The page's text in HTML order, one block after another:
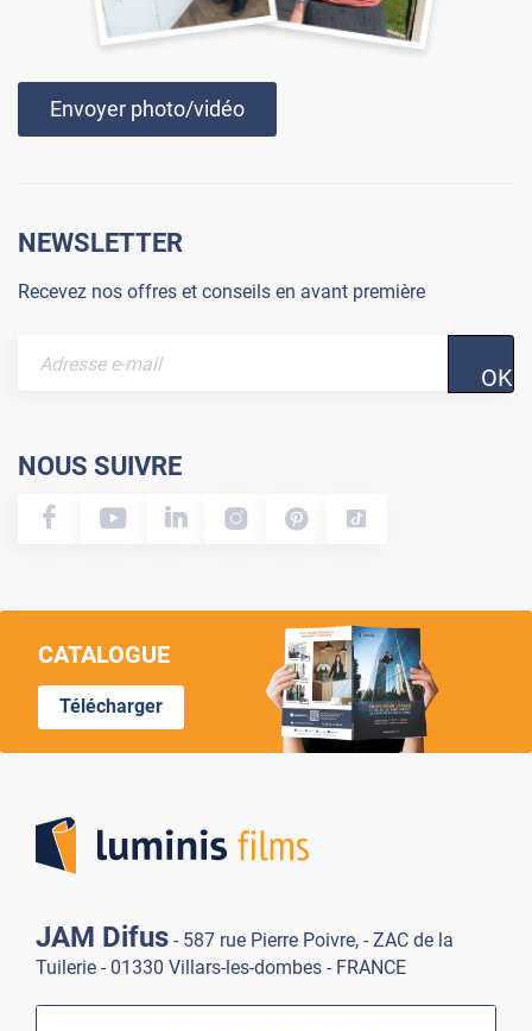
Envoyer photo/vidéo
NEWSLETTER
Recevez nos offres et conseils en avant première
OK
NOUS SUIVRE
CATALOGUE
Télécharger
JAM Difus - 587 rue Pierre Poivre, - ZAC de la
Tuilerie - 01330 Villars-les-dombes - FRANCE